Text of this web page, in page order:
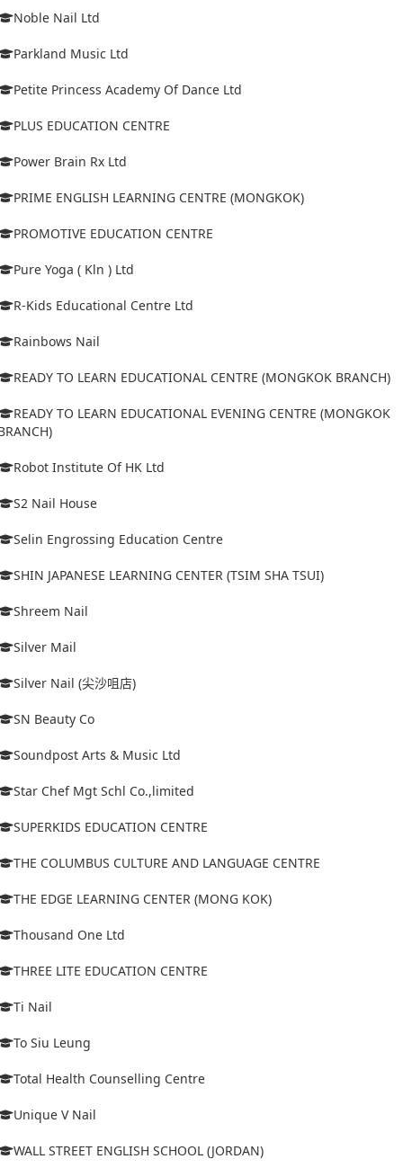
Noble Nail Ltd
Parkland Music Ltd
Petite Princess Academy Of Dance Ltd
PLUS EDUCATION CENTRE
Power Brain Rx Ltd
PRIME ENGLISH LEARNING CENTRE (MONGKOK)
PROMOTIVE EDUCATION CENTRE
Pure Yoga ( Kln ) Ltd
R-Kids Educational Centre Ltd
Rainbows Nail
READY TO LEARN EDUCATIONAL CENTRE (MONGKOK BRANCH)
READY TO LEARN EDUCATIONAL EVENING CENTRE (MONGKOK
Robot Institute Of HK Ltd
S2 Nail House
Selin Engrossing Education Centre
SHIN JAPANESE LEARNING CENTER (TSIM SHA TSUI)
Shreem Nail
Silver Mail
Silver Nail (尖沙咀店)
SN Beauty Co
Soundpost Arts & Music Ltd
Star Chef Mgt Schl Co.,limited
SUPERKIDS EDUCATION CENTRE
THE COLUMBUS CULTURE AND LANGUAGE CENTRE
THE EDGE LEARNING CENTER (MONG KOK)
Thousand One Ltd
THREE LITE EDUCATION CENTRE
Ti Nail
To Siu Leung
Total Health Counselling Centre
Unique V Nail
WALL STREET ENGLISH SCHOOL (JORDAN)